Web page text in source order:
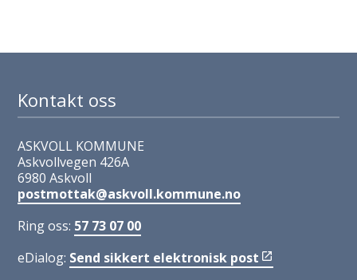
Kontakt oss
ASKVOLL KOMMUNE
Askvollvegen 426A
6980 Askvoll
postmottak@askvoll.kommune.no
Ring oss: 57 73 07 00
eDialog: Send sikkert elektronisk post